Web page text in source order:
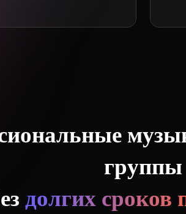
группы
долгих сроков